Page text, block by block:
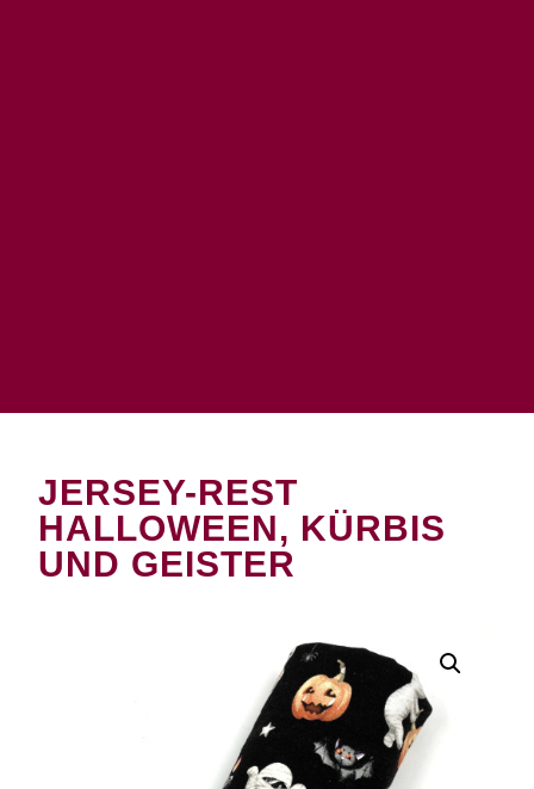
JERSEY-REST
HALLOWEEN, KÜRBIS
UND GEISTER